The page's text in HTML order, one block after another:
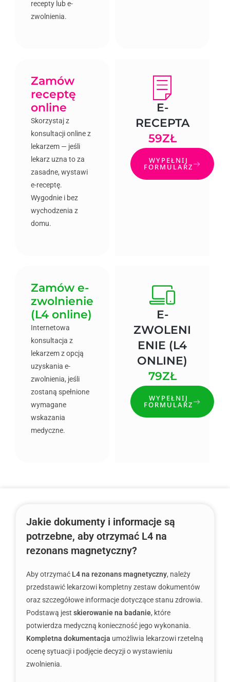
recepty lub e-
zwolnienia.
Zamów
receptę
online
Skorzystaj z
konsultacji online z
lekarzem — jeśli
lekarz uzna to za
zasadne, wystawi
e-receptę.
Wygodnie i bez
wychodzenia z
domu.
E-
RECEPTA
59ZŁ
WYPEŁNIJ
FORMULARZ
Zamów e-
zwolnienie
(L4 online)
Internetowa
konsultacja z
lekarzem z opcją
uzyskania e-
zwolnienia, jeśli
zostaną spełnione
wymagane
wskazania
medyczne.
E-
ZWOLENI
ENIE (L4
ONLINE)
79ZŁ
WYPEŁNIJ
FORMULARZ
Jakie dokumenty i informacje są
potrzebne, aby otrzymać L4 na
rezonans magnetyczny?
Aby otrzymać L4 na rezonans magnetyczny, należy
przedstawić lekarzowi kompletny zestaw dokumentów
oraz szczegółowe informacje dotyczące stanu zdrowia.
Podstawą jest skierowanie na badanie, które
potwierdza medyczną konieczność jego wykonania.
Kompletna dokumentacja umożliwia lekarzowi rzetelną
ocenę sytuacji i podjęcie decyzji o wystawieniu
zwolnienia.